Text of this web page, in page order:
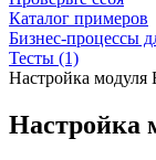
Каталог примеров
Бизнес-процессы
Тесты (1)
Настройка модуля
Настройка